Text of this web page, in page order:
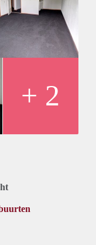
Eigenaar
+ 2